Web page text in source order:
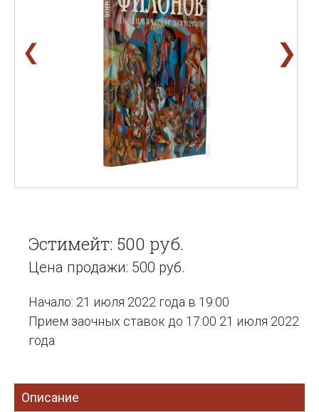
❮ ❯
Эстимейт: 500 руб.
Цена продажи: 500 руб.
Начало: 21 июля 2022 года в 19:00
Прием заочных ставок до 17:00 21 июля 2022
года
Описание